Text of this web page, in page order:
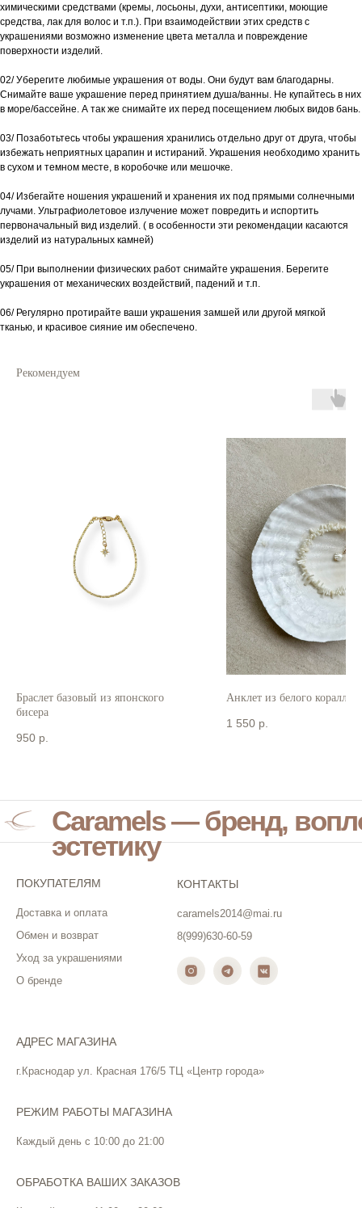
химическими средствами (кремы, лосьоны, духи, антисептики, моющие
средства, лак для волос и т.п.). При взаимодействии этих средств с
украшениями возможно изменение цвета металла и повреждение
поверхности изделий.
02/ Уберегите любимые украшения от воды. Они будут вам благодарны.
Снимайте ваше украшение перед принятием душа/ванны. Не купайтесь в них
в море/бассейне. А так же снимайте их перед посещением любых видов бань.
03/ Позаботьтесь чтобы украшения хранились отдельно друг от друга, чтобы
избежать неприятных царапин и истираний. Украшения необходимо хранить
в сухом и темном месте, в коробочке или мешочке.
04/ Избегайте ношения украшений и хранения их под прямыми солнечными
лучами. Ультрафиолетовое излучение может повредить и испортить
первоначальный вид изделий. ( в особенности эти рекомендации касаются
изделий из натуральных камней)
05/ При выполнении физических работ снимайте украшения. Берегите
украшения от механических воздействий, падений и т.п.
06/ Регулярно протирайте ваши украшения замшей или другой мягкой
тканью, и красивое сияние им обеспечено.
Рекомендуем
Браслет базовый из японского
бисера
950 р.
Анклет из белого коралла
1 550 р.
ПОКУПАТЕЛЯМ
Доставка и оплата
Обмен и возврат
Уход за украшениями
О бренде
КОНТАКТЫ
caramels2014@mai.ru
8(999)630-60-59
АДРЕС МАГАЗИНА
г.Краснодар ул. Красная 176/5 ТЦ «Центр города»
ОБРАБОТКА ВАШИХ ЗАКАЗОВ
РЕЖИМ РАБОТЫ МАГАЗИНА
Каждый день с 10:00 до 21:00
Caramels — бренд,
эстетику